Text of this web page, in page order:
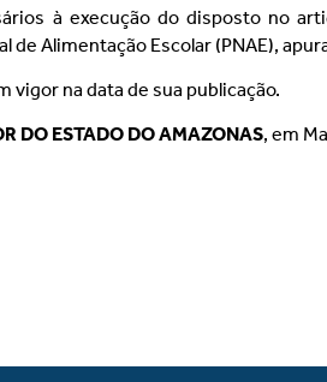
à execução do disposto no
de Alimentação Escolar (PNAE),
vigor na data de sua publicação.
DO ESTADO DO AMAZONAS, em